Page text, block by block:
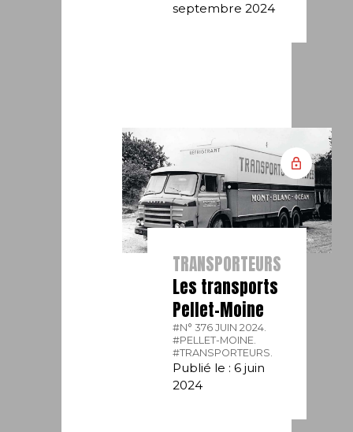
septembre 2024
TRANSPORTEURS
Les transports
Pellet-Moine
#N° 376 JUIN 2024.
#PELLET-MOINE.
#TRANSPORTEURS.
Publié le : 6 juin
2024